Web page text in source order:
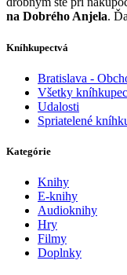
na Dobrého Anjela.
Kníhkupectvá
Bratislava -
Všetky
Udalosti
Spriatelené
Kategórie
Knihy
E-knihy
Audioknihy
Hry
Filmy
Doplnky